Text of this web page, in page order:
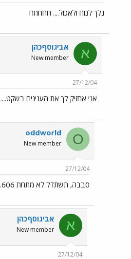
נלך לנוח ולאכול.... חחחחח
א אביגוסףכהן
New member
27/12/04
אני אחזיק לך את הענינים בשקט....
O
oddworld
New member
27/12/04
סבבה, תשתדל לא מתחת 606../images/Emo13.gif
א אביגוסףכהן
New member
27/12/04